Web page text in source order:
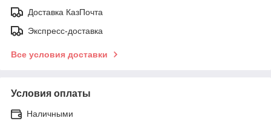
Доставка КазПочта
Экспресс-доставка
Все условия доставки
Условия оплаты
Наличными